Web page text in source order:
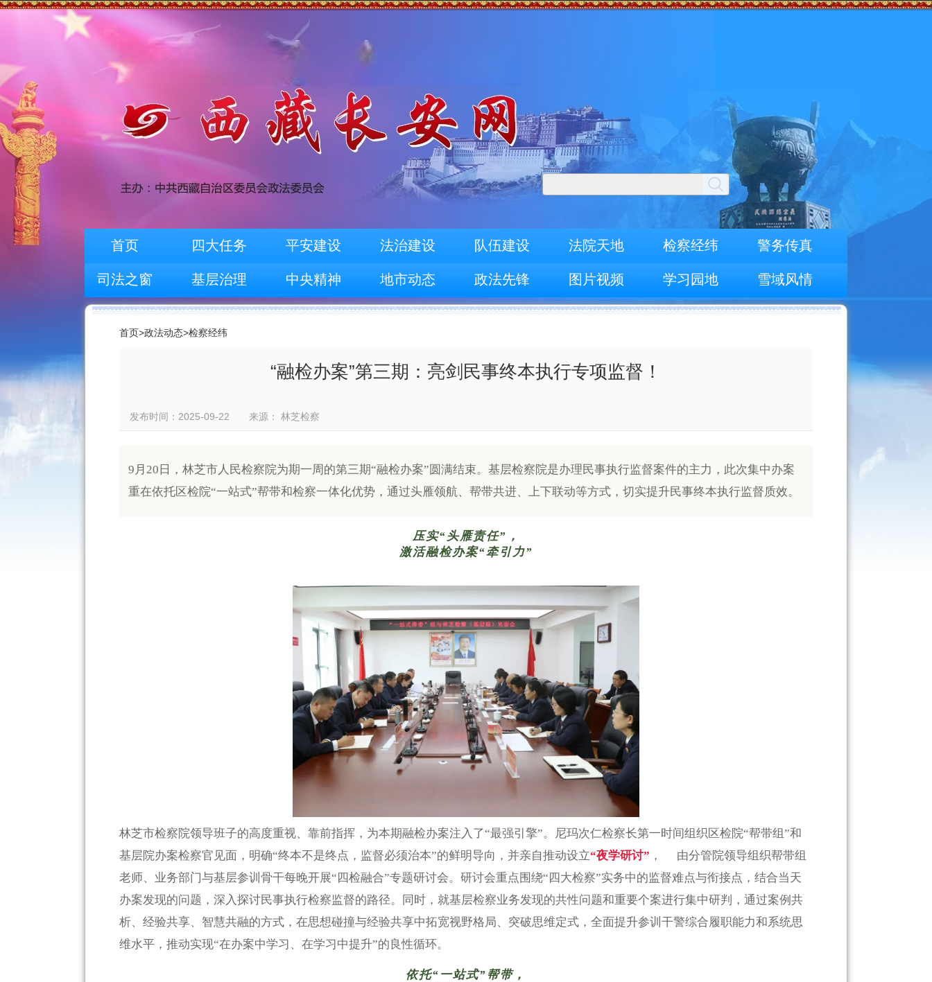
首页 四大任务 平安建设 法治建设 队伍建设 法院天地 检察经纬 警务传真
司法之窗 基层治理 中央精神 地市动态 政法先锋 图片视频 学习园地 雪域风情
首页>政法动态>检察经纬
“融检办案”第三期：亮剑民事终本执行专项监督！
发布时间：2025-09-22 来源： 林芝检察
9月20日，林芝市人民检察院为期一周的第三期“融检办案”圆满结束。基层检察院是办理民事执行监督案件的主力，此次集中办案
重在依托区检院“一站式”帮带和检察一体化优势，通过头雁领航、帮带共进、上下联动等方式，切实提升民事终本执行监督质效。
压实“头雁责任”，
激活融检办案“牵引力”
林芝市检察院领导班子的高度重视、靠前指挥，为本期融检办案注入了“最强引擎”。尼玛次仁检察长第一时间组织区检院“帮带组”和
基层院办案检察官见面，明确“终本不是终点，监督必须治本”的鲜明导向，并亲自推动设立“夜学研讨” ， 由分管院领导组织帮带组
老师、业务部门与基层参训骨干每晚开展“四检融合”专题研讨会。研讨会重点围绕“四大检察”实务中的监督难点与衔接点，结合当天
办案发现的问题，深入探讨民事执行检察监督的路径。同时，就基层检察业务发现的共性问题和重要个案进行集中研判，通过案例共
析、经验共享、智慧共融的方式，在思想碰撞与经验共享中拓宽视野格局、突破思维定式，全面提升参训干警综合履职能力和系统思
维水平，推动实现“在办案中学习、在学习中提升”的良性循环。
依托“一站式”帮带，